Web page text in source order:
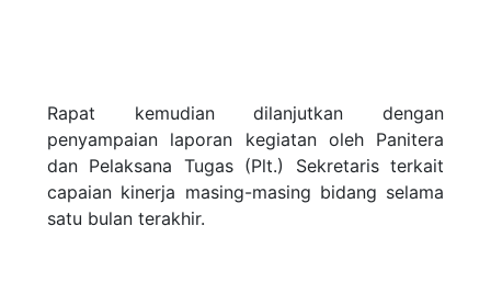
Rapat kemudian dilanjutkan dengan
penyampaian laporan kegiatan oleh Panitera
dan Pelaksana Tugas (Plt.) Sekretaris terkait
capaian kinerja masing-masing bidang selama
satu bulan terakhir.